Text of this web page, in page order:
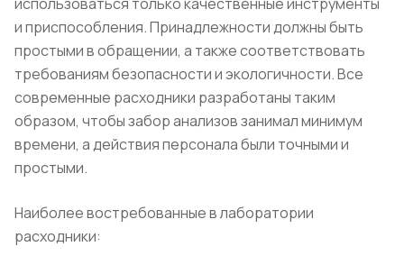
и приспособления. Принадлежности должны быть
простыми в обращении, а также соответствовать
требованиям безопасности и экологичности. Все
современные расходники разработаны таким
образом, чтобы забор анализов занимал минимум
времени, а действия персонала были точными и
простыми.
Наиболее востребованные в лаборатории
расходники: